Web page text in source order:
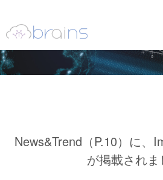
News&Trend（P.10）に、
が掲載されま